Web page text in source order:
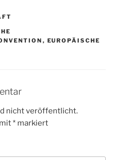
, EUROPÄISCHE
nicht veröffentlicht.
* markiert